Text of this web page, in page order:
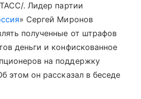
. Лидер партии
» Сергей Миронов
полученные от штрафов
деньги и конфискованное
на поддержку
этом он рассказал в беседе